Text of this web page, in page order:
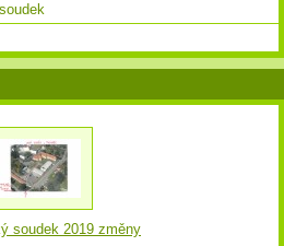
soudek 2019 změny